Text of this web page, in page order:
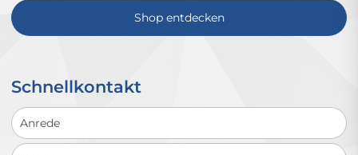
Shop entdecken
Schnellkontakt
Schnellkontakt